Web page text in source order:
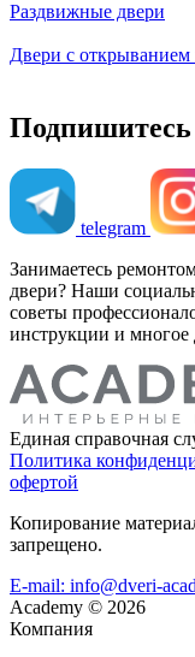
Раздвижные двери
Двери с открыванием
Подпишитесь
telegram
Занимаетесь
двери? Наши
советы
инструкции и многое
Единая справочная
Политика
офертой
Копирование
запрещено.
E-mail: info@dveri-
Academy © 2026
Компания